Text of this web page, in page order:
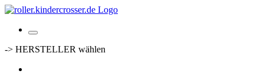
-> HERSTELLER wählen